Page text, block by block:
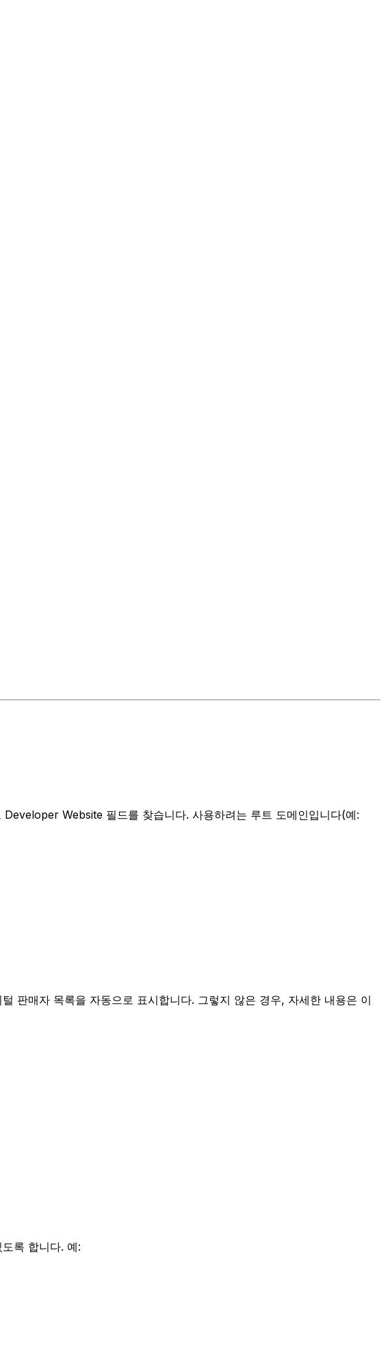
Website 필드를 찾습니다. 사용하려는 루트 도메인입니다(예:
판매자 목록을 자동으로 표시합니다. 그렇지 않은 경우, 자세한 내용은 이
록 합니다. 예: